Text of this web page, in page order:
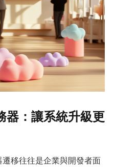
器：讓系統升級更
移往往是企業與開發者面